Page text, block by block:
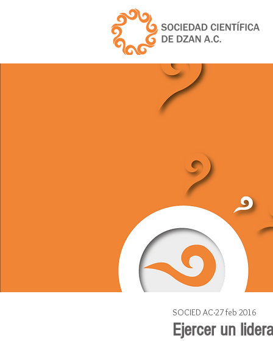
Ejercer un
SOCIED AC 27 feb 2016